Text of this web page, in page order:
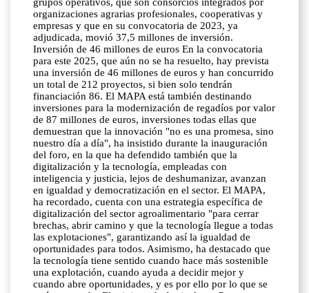
organizaciones agrarias profesionales, cooperativas y
empresas y que en su convocatoria de 2023, ya
adjudicada, movió 37,5 millones de inversión.
Inversión de 46 millones de euros En la convocatoria
para este 2025, que aún no se ha resuelto, hay prevista
una inversión de 46 millones de euros y han concurrido
un total de 212 proyectos, si bien solo tendrán
financiación 86. El MAPA está también destinando
inversiones para la modernización de regadíos por valor
de 87 millones de euros, inversiones todas ellas que
demuestran que la innovación "no es una promesa, sino
nuestro día a día", ha insistido durante la inauguración
del foro, en la que ha defendido también que la
digitalización y la tecnología, empleadas con
inteligencia y justicia, lejos de deshumanizar, avanzan
en igualdad y democratización en el sector. El MAPA,
ha recordado, cuenta con una estrategia específica de
digitalización del sector agroalimentario "para cerrar
brechas, abrir camino y que la tecnología llegue a todas
las explotaciones", garantizando así la igualdad de
oportunidades para todos. Asimismo, ha destacado que
la tecnología tiene sentido cuando hace más sostenible
una explotación, cuando ayuda a decidir mejor y
cuando abre oportunidades, y es por ello por lo que se